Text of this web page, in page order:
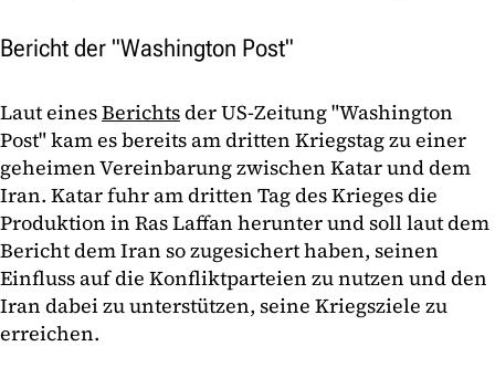
Bericht der "Washington Post"
Laut einesBerichtsder US-Zeitung "Washington
Post" kam es bereits am dritten Kriegstag zu einer
geheimen Vereinbarung zwischen Katar und dem
Iran. Katar fuhr am dritten Tag des Krieges die
Produktion in Ras Laffan herunter und soll laut dem
Bericht dem Iran so zugesichert haben, seinen
Einfluss auf die Konfliktparteien zu nutzen und den
Iran dabei zu unterstützen, seine Kriegsziele zu
erreichen.